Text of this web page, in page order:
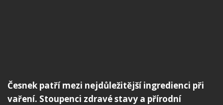
Česnek patří mezi nejdůležitější ingredienci při
vaření. Stoupenci zdravé stavy a přírodní